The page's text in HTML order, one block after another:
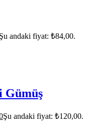
Şu andaki fiyat: ₺84,00.
Gümüş
Şu andaki fiyat: ₺120,00.